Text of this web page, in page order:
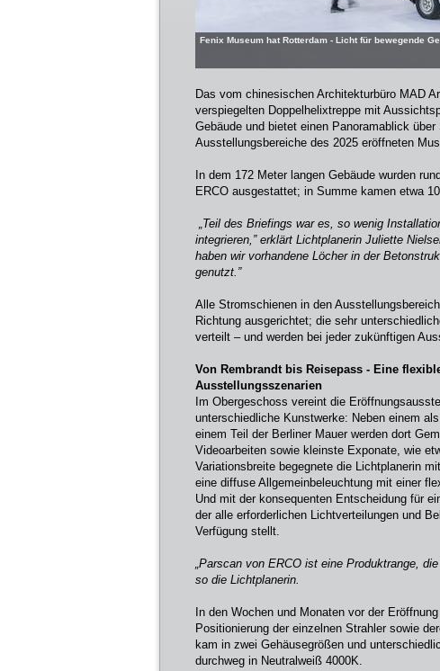
Fenix Museum hat Rotterdam - Licht für bewegende
Das vom chinesischen Architekturbüro MAD
verspiegelten Doppelhelixtreppe mit
Gebäude und bietet einen Panoramablick
Ausstellungsbereiche des 2025 eröffneten
In dem 172 Meter langen Gebäude wurden
ERCO ausgestattet; in Summe kamen etwa
„Teil des Briefings war es, so wenig
integrieren,” erklärt Lichtplanerin Juliette
haben wir vorhandene Löcher in der
genutzt.”
Alle Stromschienen in den
Richtung ausgerichtet; die sehr
verteilt – und werden bei jeder zukünftigen
Von Rembrandt bis Reisepass - Eine
Ausstellungsszenarien
Im Obergeschoss vereint die
unterschiedliche Kunstwerke: Neben einem
einem Teil der Berliner Mauer werden dort
Videoarbeiten sowie kleinste Exponate, wie
Variationsbreite begegnete die Lichtplanerin
eine diffuse Allgemeinbeleuchtung mit einer
Und mit der konsequenten Entscheidung für
der alle erforderlichen Lichtverteilungen und
Verfügung stellt.
„Parscan von ERCO ist eine Produktrange,
so die Lichtplanerin.
In den Wochen und Monaten vor der
Positionierung der einzelnen Strahler sowie
kam in zwei Gehäusegrößen und
durchweg in Neutralweiß 4000K.